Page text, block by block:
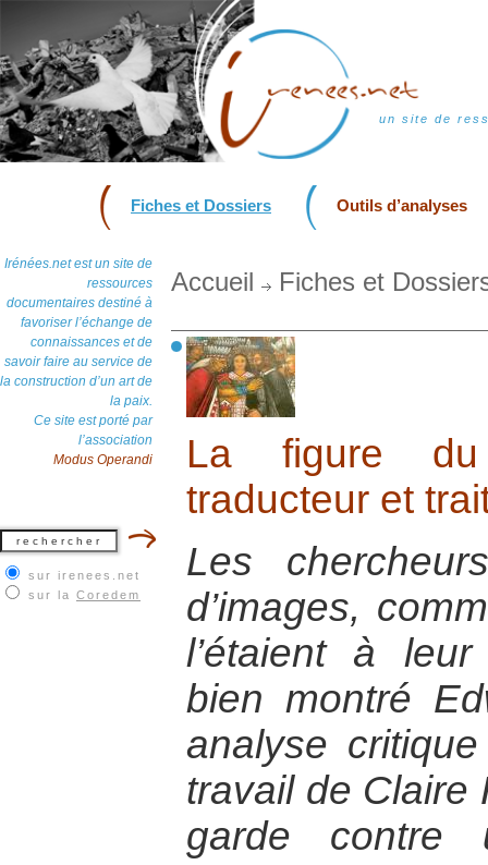
un site de
Fiches et Dossiers Outils d’analyses
Irénées.net est un site de
ressources
documentaires destiné à
favoriser l’échange de
connaissances et de
savoir faire au service de
la construction d’un art de
la paix.
Ce site est porté par
l’association
Modus Operandi
sur irenees.net
sur la Coredem
Accueil Fiches et
La figure du
traducteur et
Les
d’images,
l’étaient à
bien montré
analyse
travail de Claire
garde contre